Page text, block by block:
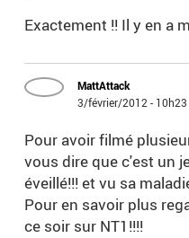
Exactement !! Il y en a
MattAttack
3/février/2012 - 10h23
Pour avoir filmé
vous dire que c'est un
éveillé!!! et vu sa
Pour en savoir plus
ce soir sur NT1!!!!